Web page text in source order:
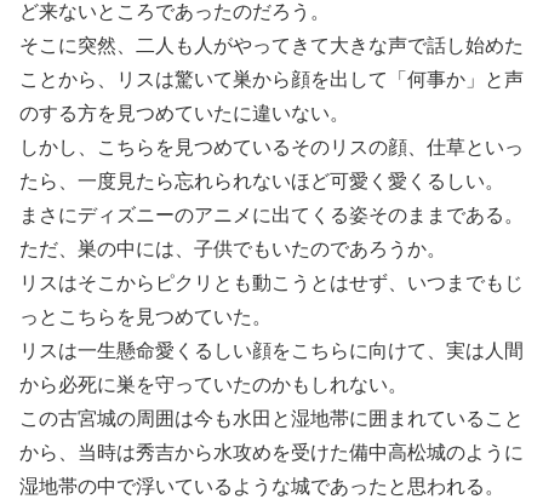
ど来ないところであったのだろう。
そこに突然、二人も人がやってきて大きな声で話し始めた
ことから、リスは驚いて巣から顔を出して「何事か」と声
のする方を見つめていたに違いない。
しかし、こちらを見つめているそのリスの顔、仕草といっ
たら、一度見たら忘れられないほど可愛く愛くるしい。
まさにディズニーのアニメに出てくる姿そのままである。
ただ、巣の中には、子供でもいたのであろうか。
リスはそこからピクリとも動こうとはせず、いつまでもじ
っとこちらを見つめていた。
リスは一生懸命愛くるしい顔をこちらに向けて、実は人間
から必死に巣を守っていたのかもしれない。
この古宮城の周囲は今も水田と湿地帯に囲まれていること
から、当時は秀吉から水攻めを受けた備中高松城のように
湿地帯の中で浮いているような城であったと思われる。